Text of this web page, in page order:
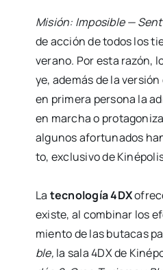
Misión: Impo­si­ble —
de acción de todos los
verano. Por esta razón,
ye, ade­más de la
en pri­me­ra per­so­na la
en mar­cha o
algu­nos afor­tu­na­dos
to, exclu­si­vo de
La tec­no­lo­gía 4DX
exis­te, al com­bi­nar los
mien­to de las buta­cas
ble, la sala 4DX de